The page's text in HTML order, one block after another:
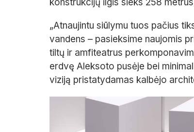
„Atnaujintu siūlymu tuos pačius
vandens – pasieksime naujomis
tiltų ir amfiteatrus
erdvę Aleksoto pusėje bei
viziją pristatydamas kalbėjo